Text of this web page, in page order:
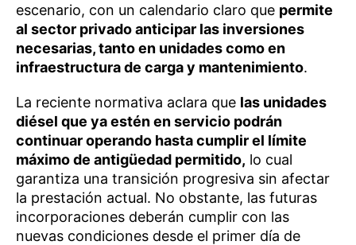
escenario, con un calendario claro que permite
al sector privado anticipar las inversiones
necesarias, tanto en unidades como en
infraestructura de carga y mantenimiento.
La reciente normativa aclara que las unidades
diésel que ya estén en servicio podrán
continuar operando hasta cumplir el límite
máximo de antigüedad permitido, lo cual
garantiza una transición progresiva sin afectar
la prestación actual. No obstante, las futuras
incorporaciones deberán cumplir con las
nuevas condiciones desde el primer día de